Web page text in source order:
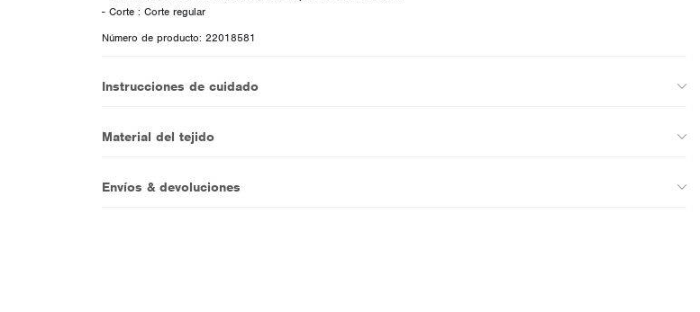
- Corte : Corte regular
Número de producto: 22018581
Instrucciones de cuidado
Material del tejido
Envíos & devoluciones